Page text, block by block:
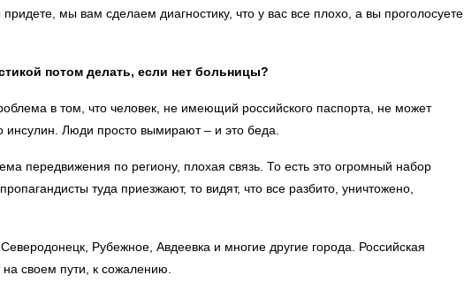
придете, мы вам сделаем диагностику, что у вас все плохо, а вы проголосуете
потом делать, если нет больницы?
в том, что человек, не имеющий российского паспорта, не может
инсулин. Люди просто вымирают – и это беда.
передвижения по региону, плохая связь. То есть это огромный набор
туда приезжают, то видят, что все разбито, уничтожено,
Рубежное, Авдеевка и многие другие города. Российская
своем пути, к сожалению.